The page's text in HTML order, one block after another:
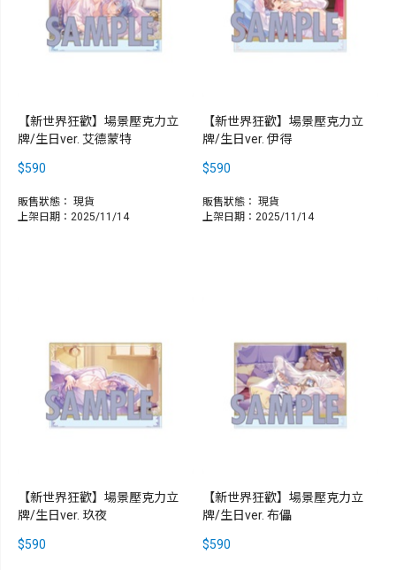
【新世界狂歡】場景壓克力立
牌/生日ver. 艾德蒙特
$590
販售狀態： 現貨
上架日期：2025/11/14
【新世界狂歡】場景壓克力立
牌/生日ver. 伊得
$590
販售狀態： 現貨
上架日期：2025/11/14
【新世界狂歡】場景壓克力立
牌/生日ver. 玖夜
$590
【新世界狂歡】場景壓克力立
牌/生日ver. 布儡
$590